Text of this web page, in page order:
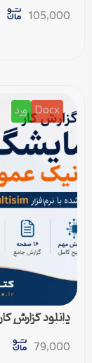
105,000
Docx ورد
دانلود گزارش
قابل ویرایش)
79,000